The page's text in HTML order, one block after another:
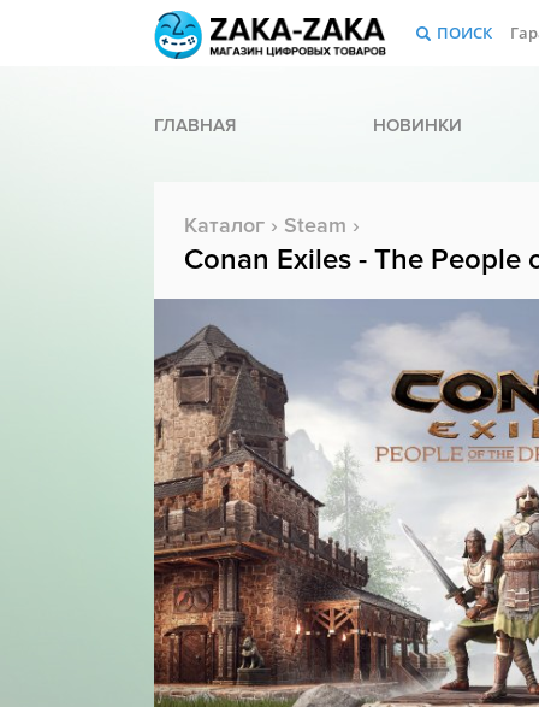
ПОИСК
ГЛАВНАЯ НОВИНКИ
Каталог › Steam ›
Conan Exiles - The People